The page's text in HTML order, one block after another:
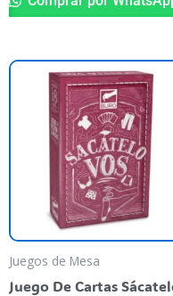
Juegos de Mesa
Juego De Cartas